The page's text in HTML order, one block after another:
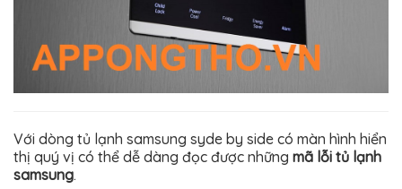
Với dòng tủ lạnh samsung syde by side có màn hình hiển
thị quý vị có thể dễ dàng đọc được những mã lỗi tủ lạnh
samsung.